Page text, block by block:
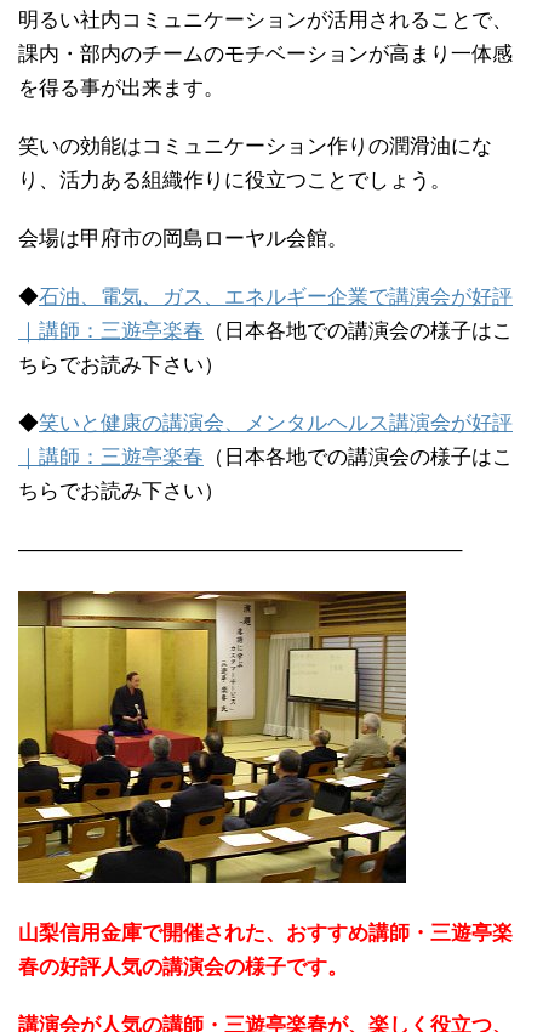
明るい社内コミュニケーションが活用されることで、
課内・部内のチームのモチベーションが高まり一体感
を得る事が出来ます。
笑いの効能はコミュニケーション作りの潤滑油にな
り、活力ある組織作りに役立つことでしょう。
会場は甲府市の岡島ローヤル会館。
◆石油、電気、ガス、エネルギー企業で講演会が好評
｜講師：三遊亭楽春 （日本各地での講演会の様子はこ
ちらでお読み下さい）
◆笑いと健康の講演会、メンタルヘルス講演会が好評
｜講師：三遊亭楽春 （日本各地での講演会の様子はこ
ちらでお読み下さい）
—————————————————————–
山梨信用金庫で開催された、おすすめ講師・三遊亭楽
春の好評人気の講演会の様子です。
講演会が人気の講師・三遊亭楽春が、楽しく役立つ、